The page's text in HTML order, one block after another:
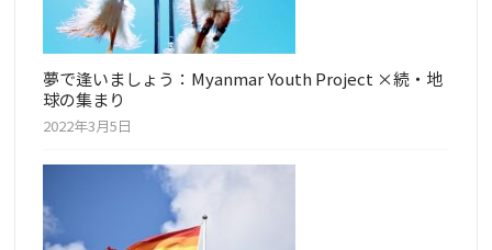
夢で逢いましょう：Myanmar Youth Project ×続・地
球の集まり
2022年3月5日